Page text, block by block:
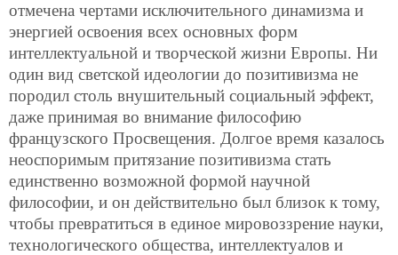
отмечена чертами исключительного динамизма и
энергией освоения всех основных форм
интеллектуальной и творческой жизни Европы. Ни
один вид светской идеологии до позитивизма не
породил столь внушительный социальный эффект,
даже принимая во внимание философию
французского Просвещения. Долгое время казалось
неоспоримым притязание позитивизма стать
единственно возможной формой научной
философии, и он действительно был близок к тому,
чтобы превратиться в единое мировоззрение науки,
технологического общества, интеллектуалов и